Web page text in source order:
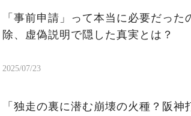
「事前申請」って本当に必要だっ
除、虚偽説明で隠した真実とは？
2025/07/23
「独走の裏に潜む崩壊の火種？阪